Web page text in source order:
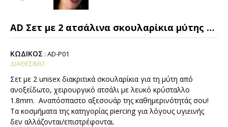
AD Σετ με 2 ατσάλινα σκουλαρίκια μύτης λευκό κρύσταλλο
ΚΩΔΙΚΟΣ : ΑD-P01
ΔΙΑΘΕΣΙΜΟ
Σετ με 2 unisex διακριτικά σκουλαρίκια για τη μύτη από
ανοξείδωτο, χειρουργικό ατσάλι με λευκό κρύσταλλο
1.8mm. Αναπόσπαστο αξεσουάρ της καθημερινότητάς σου!
Τα κοσμήματα της κατηγορίας piercing για λόγους υγιεινής
δεν αλλάζονται/επιστρέφονται.